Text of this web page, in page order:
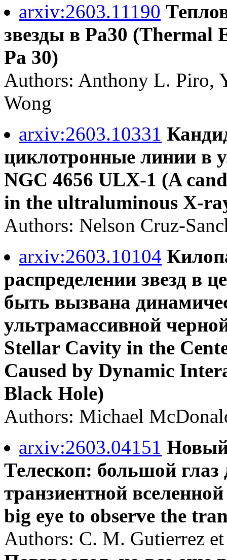
arxiv:2603.11190
звезды в Pa30
Pa 30)
Authors: Anthony L. Piro,
Wong
arxiv:2603.10331
циклотронные линии в
NGC 4656 ULX-1 (A
in the ultraluminous X-
Authors: Nelson Cruz-
arxiv:2603.10104
распределении звезд в
быть вызвана
ультрамассивной
Stellar Cavity in the
Caused by Dynamic
Black Hole)
Authors: Michael
arxiv:2603.04151
Телескоп: большой
транзиентной
big eye to observe the
Authors: C. M. Gutierrez